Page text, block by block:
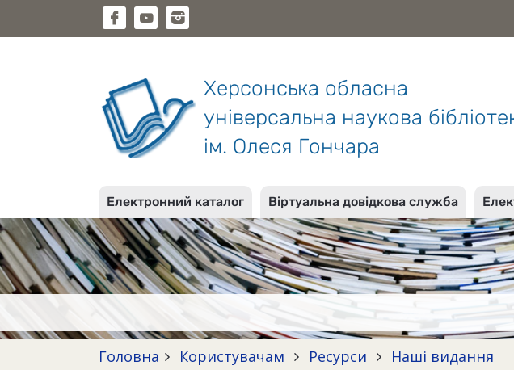
Херсонська обласна
універсальна наукова
ім. Олеся Гончара
Електронний каталог Віртуальна довідкова служба
Головна Користувачам Ресурси Наші видання